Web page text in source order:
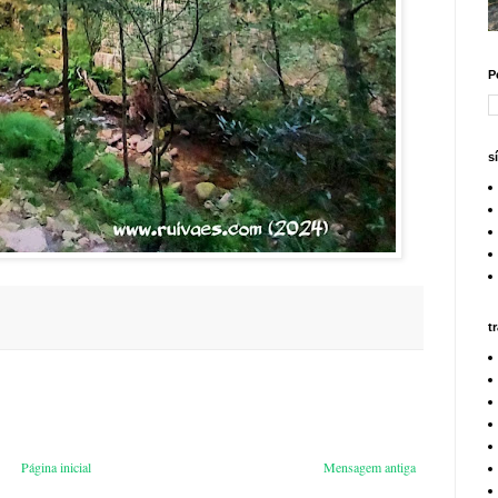
Mensagem antiga
Página inicial